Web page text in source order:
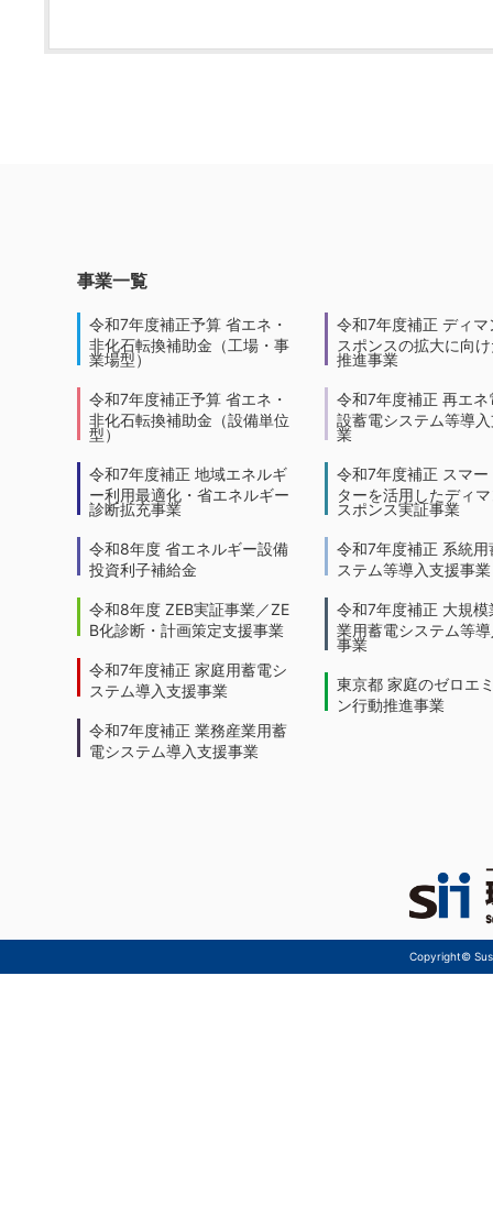
事業一覧
令和7年度補正予算 省エネ・
非化石転換補助金（工場・事
業場型）
令和7年度補正予算 省エネ・
非化石転換補助金（設備単位
型）
令和7年度補正 地域エネルギ
ー利用最適化・省エネルギー
診断拡充事業
令和8年度 省エネルギー設備
投資利子補給金
令和8年度 ZEB実証事業／ZE
B化診断・計画策定支援事業
令和7年度補正 家庭用蓄電シ
ステム導入支援事業
令和7年度補正 業務産業用蓄
電システム導入支援事業
令和7年度補正 ディマ
スポンスの拡大に向
推進事業
令和7年度補正 再エネ
設蓄電システム等導
業
令和7年度補正 スマー
ターを活用したディ
スポンス実証事業
令和7年度補正 系統用
ステム等導入支援事業
令和7年度補正 大規模
業用蓄電システム等
事業
東京都 家庭のゼロエ
ン行動推進事業
Copyright©